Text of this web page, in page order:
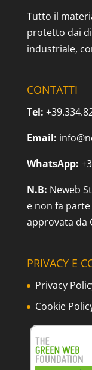
Tutto il
protetto dai
industriale,
CONTATTI
Tel:
Email:
WhatsApp:
N.B: Neweb
e non fa
approvata da
PRIVACY E
Privacy
Cookie